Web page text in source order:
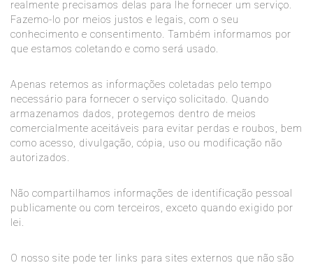
realmente precisamos delas para lhe fornecer um serviço.
Fazemo-lo por meios justos e legais, com o seu
conhecimento e consentimento. Também informamos por
que estamos coletando e como será usado.
Apenas retemos as informações coletadas pelo tempo
necessário para fornecer o serviço solicitado. Quando
armazenamos dados, protegemos dentro de meios
comercialmente aceitáveis ​​para evitar perdas e roubos, bem
como acesso, divulgação, cópia, uso ou modificação não
autorizados.
Não compartilhamos informações de identificação pessoal
publicamente ou com terceiros, exceto quando exigido por
lei.
O nosso site pode ter links para sites externos que não são